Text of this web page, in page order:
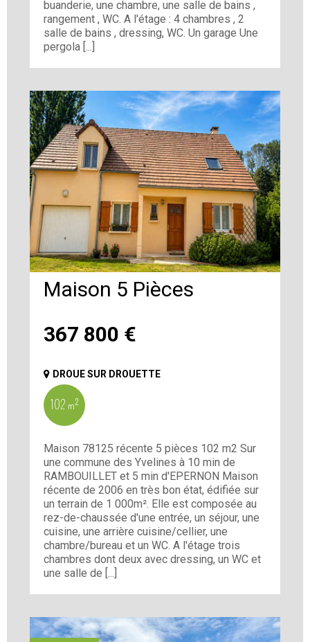
buanderie, une chambre, une salle de bains ,
rangement , WC. A l'étage : 4 chambres , 2
salle de bains , dressing, WC. Un garage Une
pergola [...]
367 800 €
Maison 5 Pièces
DROUE SUR DROUETTE
102 m²
Maison 78125 récente 5 pièces 102 m2 Sur
une commune des Yvelines à 10 min de
RAMBOUILLET et 5 min d'EPERNON Maison
récente de 2006 en très bon état, édifiée sur
un terrain de 1 000m². Elle est composée au
rez-de-chaussée d'une entrée, un séjour, une
cuisine, une arrière cuisine/cellier, une
chambre/bureau et un WC. A l'étage trois
chambres dont deux avec dressing, un WC et
une salle de [...]